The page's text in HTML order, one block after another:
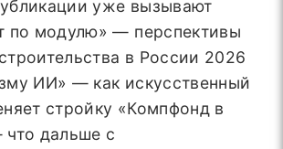
уже вызывают
по модулю» — перспективы
в России 2026
ИИ» — как искусственный
стройку «Компфонд в
дальше с